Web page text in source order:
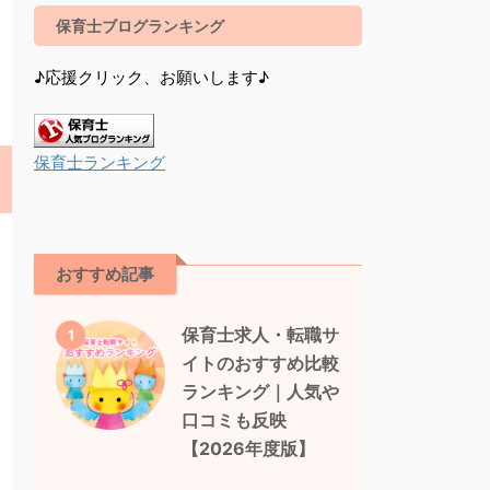
保育士ブログランキング
♪応援クリック、お願いします♪
保育士ランキング
おすすめ記事
1
保育士求人・転職サ
イトのおすすめ比較
ランキング｜人気や
口コミも反映
【2026年度版】